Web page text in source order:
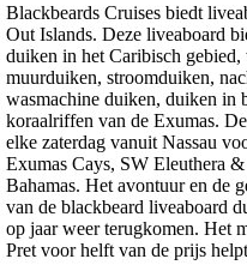
Blackbeards Cruises biedt
Out Islands. Deze liveaboard
duiken in het Caribisch
muurduiken, stroomduiken,
wasmachine duiken, duiken in
koraalriffen van de Exumas.
elke zaterdag vanuit Nassau
Exumas Cays, SW Eleuthera
Bahamas. Het avontuur en de
van de blackbeard liveaboard
op jaar weer terugkomen. Het
Pret voor helft van de prijs